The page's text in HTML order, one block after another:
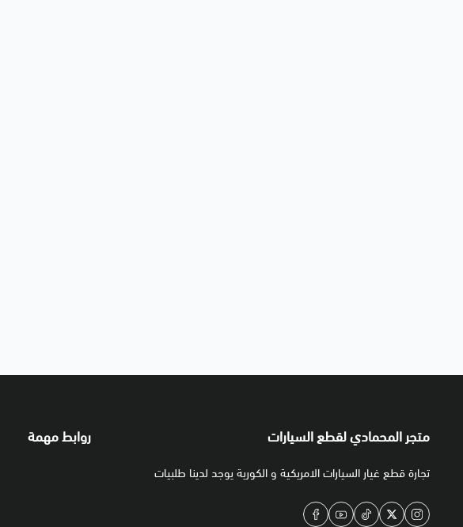
متجر المحمادي لقطع السيارات
تجارة قطع غيار السيارات الامريكية و الكورية يوجد لدينا طلبيات
روابط مهمة